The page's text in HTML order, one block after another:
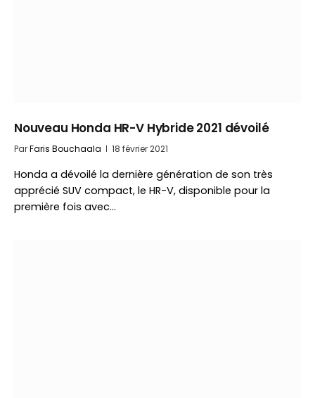
Nouveau Honda HR-V Hybride 2021 dévoilé
ParFaris Bouchaala 18 février 2021
Honda a dévoilé la dernière génération de son très
apprécié SUV compact, le HR-V, disponible pour la
première fois avec…